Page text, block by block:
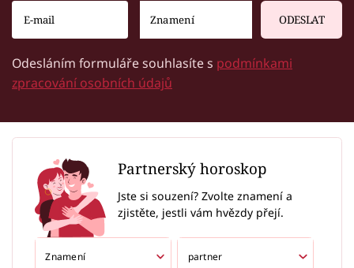
ODESLAT
Odesláním formuláře souhlasíte s podmínkami
zpracování osobních údajů
Partnerský horoskop
Jste si souzení? Zvolte znamení a
zjistěte, jestli vám hvězdy přejí.